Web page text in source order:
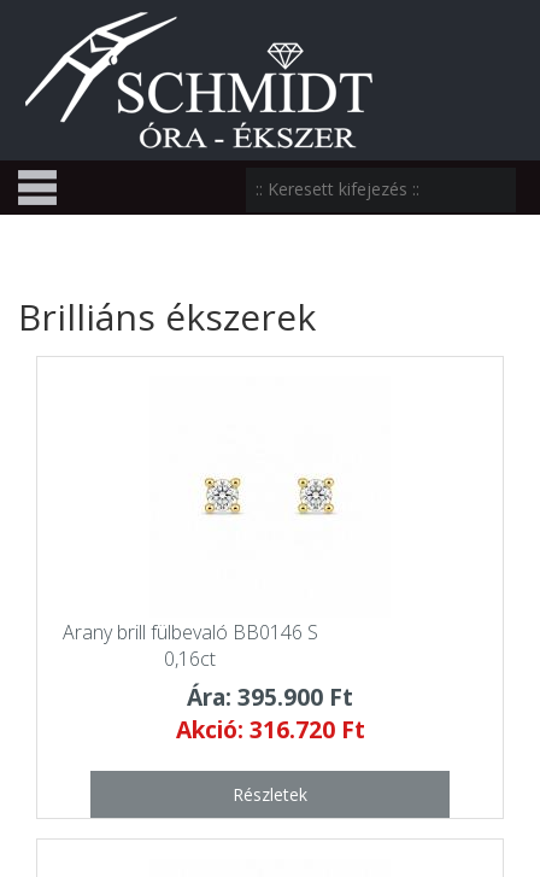
Brilliáns ékszerek
Arany brill fülbevaló BB0146 S
0,16ct
Ára: 395.900 Ft
Akció: 316.720 Ft
Részletek